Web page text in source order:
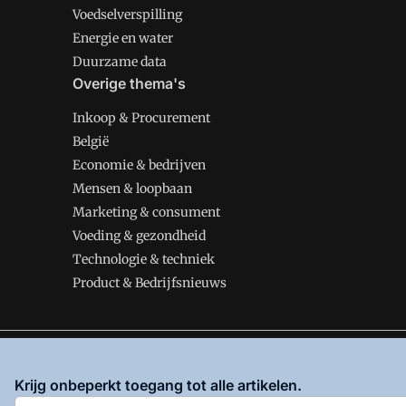
Voedselverspilling
Energie en water
Duurzame data
Overige thema's
Inkoop & Procurement
België
Economie & bedrijven
Mensen & loopbaan
Marketing & consument
Voeding & gezondheid
Technologie & techniek
Product & Bedrijfsnieuws
enPrivacy en Cookie beleid |Privacy instellingen
Krijg onbeperkt toegang tot alle artikelen.